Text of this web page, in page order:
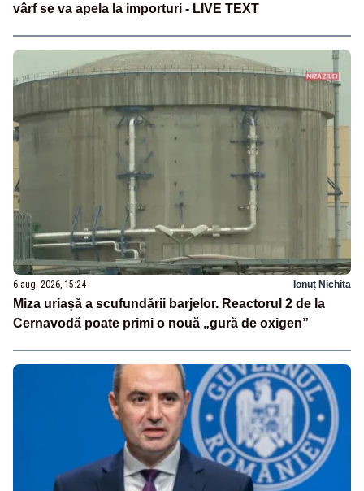
vârf se va apela la importuri - LIVE TEXT
6 aug. 2026, 15:24 Ionuț Nichita
Miza uriașă a scufundării barjelor. Reactorul 2 de la
Cernavodă poate primi o nouă „gură de oxigen”